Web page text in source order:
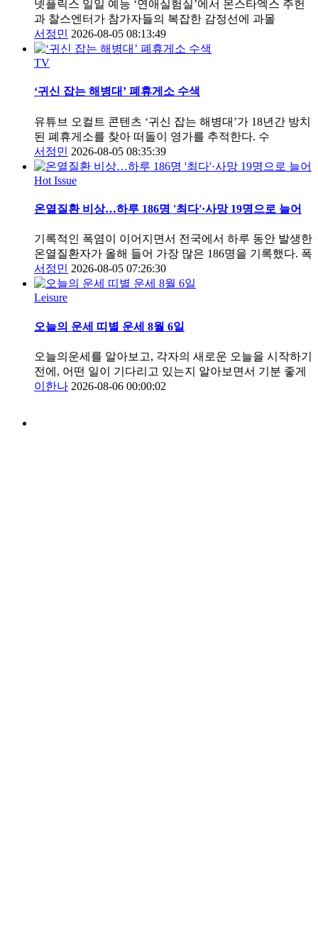
넷플릭스 일일 예능 ‘연애실험실’에서 몬스타엑스 주헌
과 찰스엔터가 참가자들의 복잡한 감정선에 과몰
서정민 2026-08-05 08:13:49
TV
‘귀신 잡는 해병대’ 폐휴게소 수색
유튜브 오컬트 콘텐츠 ‘귀신 잡는 해병대’가 18년간 방치
된 폐휴게소를 찾아 떠돌이 영가를 추적한다. 수
서정민 2026-08-05 08:35:39
Hot Issue
온열질환 비상…하루 186명 '최다'·사망 19명으로 늘어
기록적인 폭염이 이어지면서 전국에서 하루 동안 발생한
온열질환자가 올해 들어 가장 많은 186명을 기록했다. 폭
서정민 2026-08-05 07:26:30
Leisure
오늘의 운세 띠별 운세 8월 6일
오늘의운세를 알아보고, 각자의 새로운 오늘을 시작하기
전에, 어떤 일이 기다리고 있는지 알아보면서 기분 좋게
이한나 2026-08-06 00:00:02